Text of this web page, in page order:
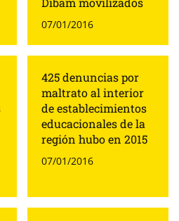
07/01/2016
425 denuncias por
maltrato al interior
de establecimientos
educacionales de la
región hubo en 2015
07/01/2016